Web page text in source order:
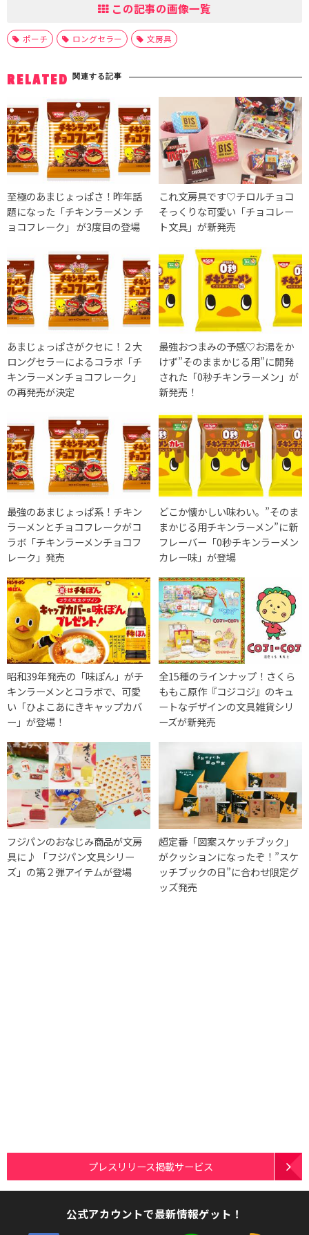
この記事の画像一覧
ポーチ ロングセラー 文房具
RELATED 関連する記事
至極のあまじょっぱさ！昨年話
題になった「チキンラーメン チ
ョコフレーク」 が3度目の登場
これ文房具です♡チロルチョコ
そっくりな可愛い「チョコレー
ト文具」が新発売
あまじょっぱさがクセに！２大
ロングセラーによるコラボ「チ
キンラーメンチョコフレーク」
の再発売が決定
最強おつまみの予感♡お湯をか
けず”そのままかじる用”に開発
された「0秒チキンラーメン」が
新発売！
最強のあまじょっぱ系！チキン
ラーメンとチョコフレークがコ
ラボ「チキンラーメンチョコフ
レーク」発売
どこか懐かしい味わい。”そのま
まかじる用チキンラーメン”に新
フレーバー「0秒チキンラーメン
カレー味」が登場
昭和39年発売の「味ぽん」がチ
キンラーメンとコラボで、可愛
い「ひよこあにきキャップカバ
ー」が登場！
全15種のラインナップ！さくら
ももこ原作『コジコジ』のキュ
ートなデザインの文具雑貨シリ
ーズが新発売
フジパンのおなじみ商品が文房
具に♪ 「フジパン文具シリー
ズ」の第２弾アイテムが登場
超定番「図案スケッチブック」
がクッションになったぞ！”スケ
ッチブックの日”に合わせ限定グ
ッズ発売
プレスリリース掲載サービス
公式アカウントで最新情報ゲット！